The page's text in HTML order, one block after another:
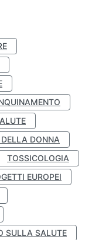
DONNA
TOSSICOLOGIA
EUROPEI
SULLA SALUTE